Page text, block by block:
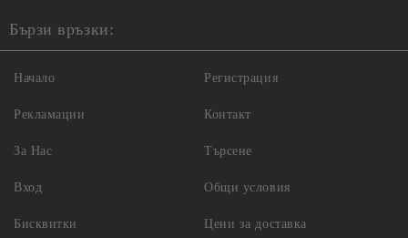
Бързи връзки:
Начало
Рекламации
За Нас
Вход
Регистрация
Контакт
Търсене
Общи условия
Бисквитки Цени за доставка